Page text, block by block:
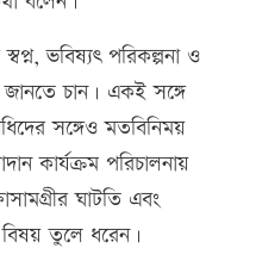
স্বপ্ন, ভবিষ্যৎ পরিকল্পনা ও
জানতে চান। একই সঙ্গে
সঙ্গেও মতবিনিময়
কার্যক্রম পরিচালনায়
ঘাটতি এবং
বিষয় তুলে ধরেন।